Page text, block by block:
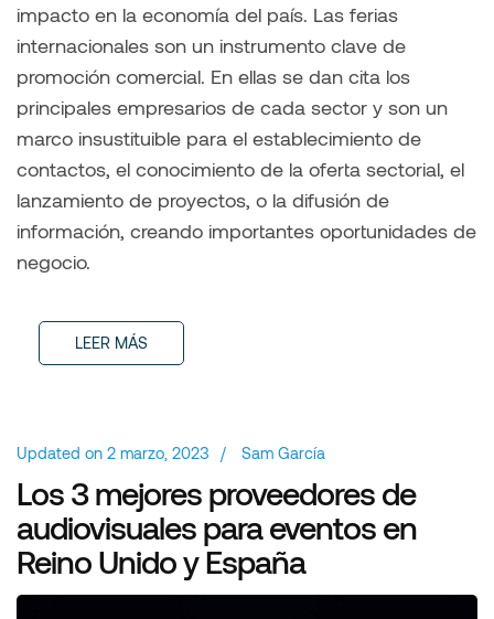
impacto en la economía del país. Las ferias
internacionales son un instrumento clave de
promoción comercial. En ellas se dan cita los
principales empresarios de cada sector y son un
marco insustituible para el establecimiento de
contactos, el conocimiento de la oferta sectorial, el
lanzamiento de proyectos, o la difusión de
información, creando importantes oportunidades de
negocio.
LEER MÁS
Updated on 2 marzo, 2023 / Sam García
Los 3 mejores proveedores de
audiovisuales para eventos en
Reino Unido y España